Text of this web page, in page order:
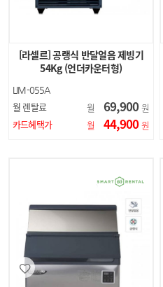
[라셀르] 공랭식 반달얼음 제빙기
54Kg (언더카운터형)
LIM-055A
월 렌탈료 월 69,900 원
카드혜택가
월 44,900 원